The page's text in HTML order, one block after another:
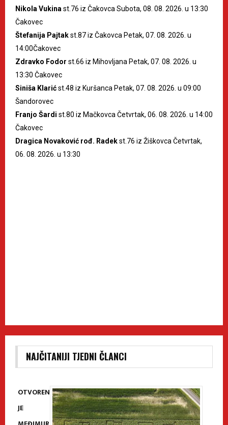
Nikola Vukina st.76 iz Čakovca Subota, 08. 08. 2026. u 13:30
Čakovec
Štefanija Pajtakst.87 iz Čakovca Petak, 07. 08. 2026. u
14:00Čakovec
Zdravko Fodor st.66 iz Mihovljana Petak, 07. 08. 2026. u
13:30 Čakovec
Siniša Klarićst.48 iz Kuršanca Petak, 07. 08. 2026. u 09:00
Šandorovec
Franjo Šardi st.80 iz Mačkovca Četvrtak, 06. 08. 2026. u 14:00
Čakovec
Dragica Novaković rođ. Radekst.76 iz Žiškovca Četvrtak,
06. 08. 2026. u 13:30
NAJČITANIJI TJEDNI ČLANCI
OTVOREN
JE